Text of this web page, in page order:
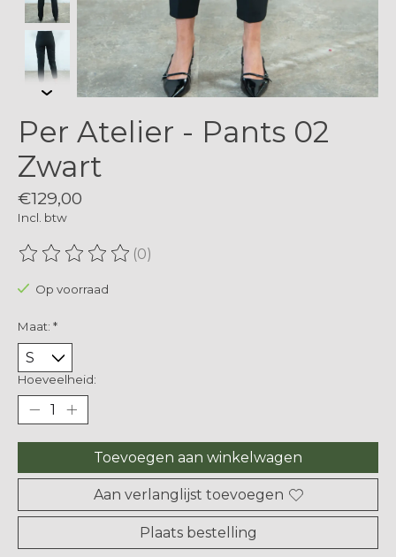
Per Atelier - Pants 02
Zwart
€129,00
Incl. btw
De beoordeling van dit product is
(0)
Op voorraad
Maat: *
Hoeveelheid:
Toevoegen aan winkelwagen
Aan verlanglijst toevoegen
Plaats bestelling